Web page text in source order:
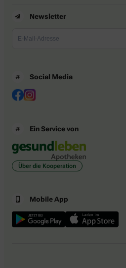
Newsletter
Social Media
Ein Service von
Über die Kooperation
Mobile App